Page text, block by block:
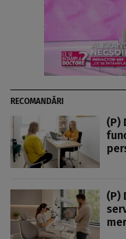
RECOMANDĂRI
(P)
(P)